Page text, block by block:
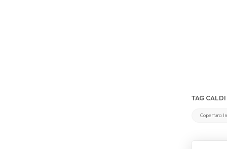
TAG CALDI
Copertura